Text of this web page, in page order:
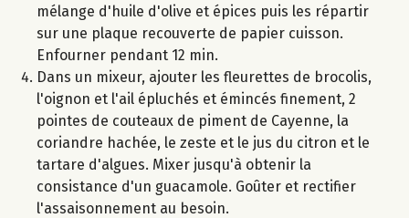
mélange d'huile d'olive et épices puis les répartir
sur une plaque recouverte de papier cuisson.
Enfourner pendant 12 min.
Dans un mixeur, ajouter les fleurettes de brocolis,
l'oignon et l'ail épluchés et émincés finement, 2
pointes de couteaux de piment de Cayenne, la
coriandre hachée, le zeste et le jus du citron et le
tartare d'algues. Mixer jusqu'à obtenir la
consistance d'un guacamole. Goûter et rectifier
l'assaisonnement au besoin.